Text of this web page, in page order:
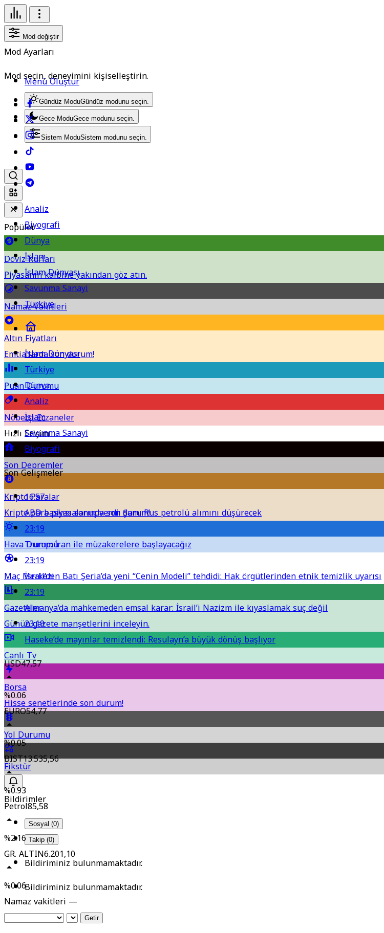
Mod değiştir
Mod Ayarları
Mod seçin, deneyimini kişiselleştirin.
Gündüz ModuGündüz modunu seçin.
Gece ModuGece modunu seçin.
Sistem ModuSistem modunu seçin.
Popüler
Döviz Kurları
Piyasanın kalbine yakından göz atın.
Namaz Vakitleri
Altın Fiyatları
Emtia'larda son durum!
Puan Durumu
Nöbetçi Eczaneler
Hızlı Erişim
Son Depremler
Kripto Paralar
Kripto para piyasalarında son durum!
Hava Durumu
Maç Merkezi
Gazeteler
Günün gazete manşetlerini inceleyin.
Canlı Tv
Borsa
Hisse senetlerinde son durum!
Yol Durumu
Fikstür
Bildirimler
Sosyal (0)
Takip (0)
Bildiriminiz bulunmamaktadır.
Bildiriminiz bulunmamaktadır.
Menü Oluştur
Analiz
Biyografi
Dünya
İslam
İslam Dünyası
Savunma Sanayi
Türkiye
İslam Dünyası
Türkiye
Dünya
Analiz
İslam
Savunma Sanayi
Biyografi
Son Gelişmeler
16:57
ABD baskısı sonuç verdi: Şam, Rus petrolü alımını düşürecek
23:19
Trump: İran ile müzakerelere başlayacağız
23:19
İsrail’den Batı Şeria’da yeni “Cenin Modeli” tehdidi: Hak örgütlerinden etnik temizlik uyarısı
23:19
Almanya’da mahkemeden emsal karar: İsrail’i Nazizm ile kıyaslamak suç değil
23:19
Haseke’de mayınlar temizlendi: Resulayn’a büyük dönüş başlıyor
USD47,57
%0.06
EURO54,77
%0.05
BIST13.535,56
%0.93
Petrol85,58
%2.16
GR. ALTIN6.201,10
%0.06
Namaz vakitleri —
Getir